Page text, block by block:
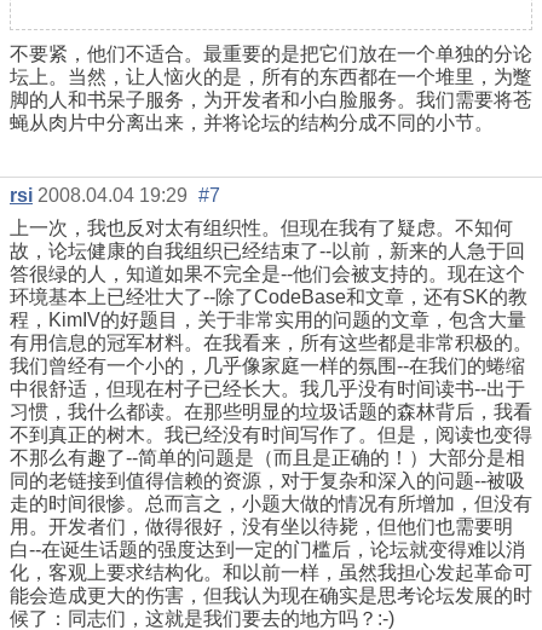
不要紧，他们不适合。最重要的是把它们放在一个单独的分论
坛上。当然，让人恼火的是，所有的东西都在一个堆里，为蹩
脚的人和书呆子服务，为开发者和小白脸服务。我们需要将苍
蝇从肉片中分离出来，并将论坛的结构分成不同的小节。
rsi 2008.04.04 19:29 #7
上一次，我也反对太有组织性。但现在我有了疑虑。不知何
故，论坛健康的自我组织已经结束了--以前，新来的人急于回
答很绿的人，知道如果不完全是--他们会被支持的。现在这个
环境基本上已经壮大了--除了CodeBase和文章，还有SK的教
程，KimIV的好题目，关于非常实用的问题的文章，包含大量
有用信息的冠军材料。在我看来，所有这些都是非常积极的。
我们曾经有一个小的，几乎像家庭一样的氛围--在我们的蜷缩
中很舒适，但现在村子已经长大。我几乎没有时间读书--出于
习惯，我什么都读。在那些明显的垃圾话题的森林背后，我看
不到真正的树木。我已经没有时间写作了。但是，阅读也变得
不那么有趣了--简单的问题是（而且是正确的！）大部分是相
同的老链接到值得信赖的资源，对于复杂和深入的问题--被吸
走的时间很惨。总而言之，小题大做的情况有所增加，但没有
用。开发者们，做得很好，没有坐以待毙，但他们也需要明
白--在诞生话题的强度达到一定的门槛后，论坛就变得难以消
化，客观上要求结构化。和以前一样，虽然我担心发起革命可
能会造成更大的伤害，但我认为现在确实是思考论坛发展的时
候了：同志们，这就是我们要去的地方吗？:-)